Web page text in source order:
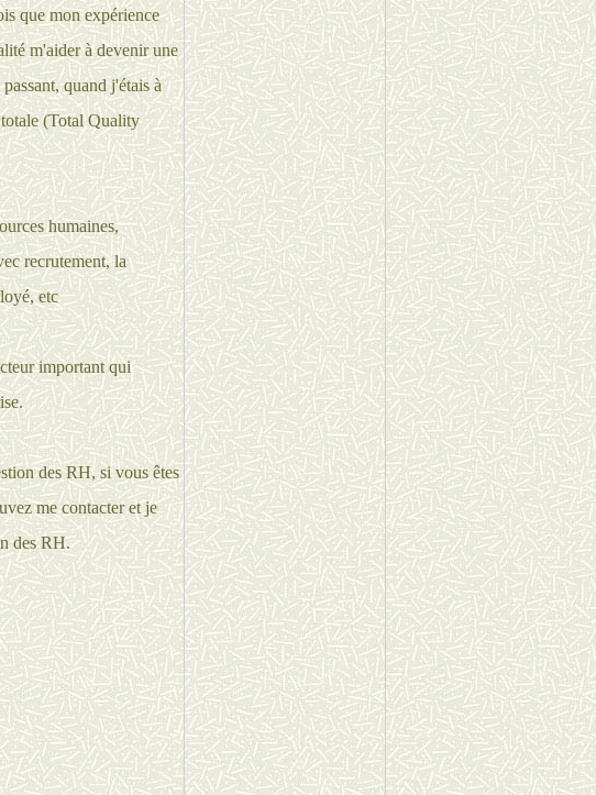
que mon expérience
m'aider à devenir une
quand j'étais à
(Total Quality
humaines,
recrutement, la
etc
important qui
des RH, si vous êtes
me contacter et je
des RH.